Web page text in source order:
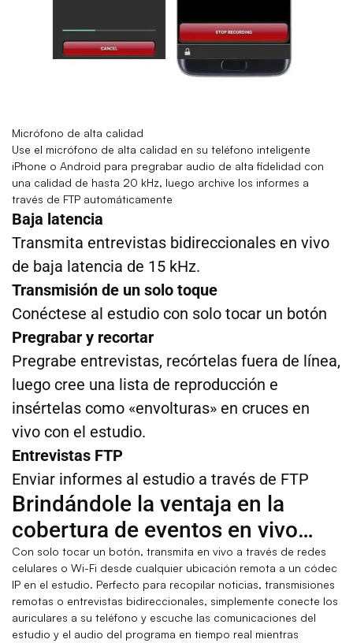
Micrófono de alta calidad
Use el micrófono de alta calidad en su teléfono inteligente
iPhone o Android para pregrabar audio de alta fidelidad con
una calidad de hasta 20 kHz, luego archive los informes a
través de FTP automáticamente
Baja latencia
Transmita entrevistas bidireccionales en vivo
de baja latencia de 15 kHz.
Transmisión de un solo toque
Conéctese al estudio con solo tocar un botón
Pregrabar y recortar
Pregrabe entrevistas, recórtelas fuera de línea,
luego cree una lista de reproducción e
insértelas como «envolturas» en cruces en
vivo con el estudio.
Entrevistas FTP
Enviar informes al estudio a través de FTP
Brindándole la ventaja en la
cobertura de eventos en vivo…
Con solo tocar un botón, transmita en vivo a través de redes
celulares o Wi-Fi desde cualquier ubicación remota a un códec
IP en el estudio. Perfecto para recopilar noticias, transmisiones
remotas o entrevistas bidireccionales, simplemente conecte los
auriculares a su teléfono y escuche las comunicaciones del
estudio y el audio del programa en tiempo real mientras